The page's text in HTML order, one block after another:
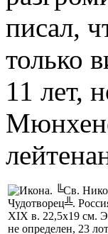
писал,
только
11 лет,